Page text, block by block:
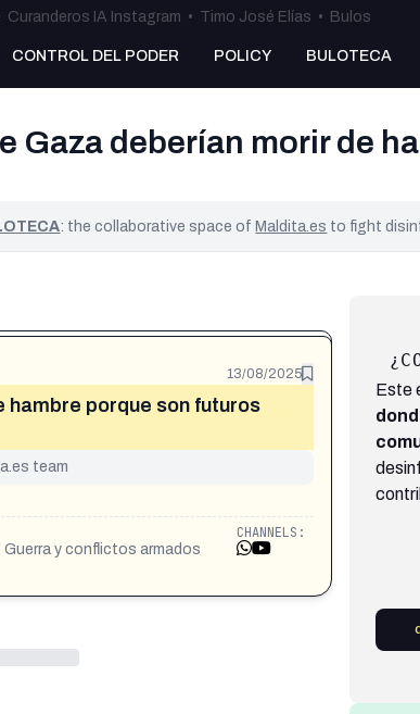
Curanderos IA Instagram • Timo José Elías • Bulos
CONTROL DEL PODER POLICY BULOTECA
Gaza deberían morir de
: the collaborative space ofMaldita.es to fight
13/08/2025
hambre porque son futuros
team
Guerra y conflictos armados
CHANNELS:
Este